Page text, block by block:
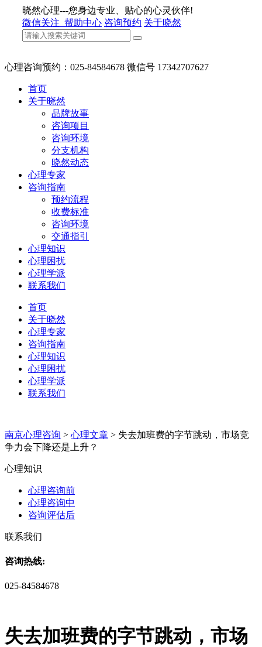
晓然心理---您身边专业、贴心的心灵伙伴!
微信关注 帮助中心 咨询预约 关于晓然
心理咨询预约：025-84584678 微信号 17342707627
首页
关于晓然
品牌故事
咨询项目
咨询环境
分支机构
晓然动态
心理专家
咨询指南
预约流程
收费标准
咨询环境
交通指引
心理知识
心理困扰
心理学派
联系我们
首页
关于晓然
心理专家
咨询指南
心理知识
心理困扰
心理学派
联系我们
南京心理咨询 > 心理文章 > 失去加班费的字节跳动，市场竞
争力会下降还是上升？
心理知识
心理咨询前
心理咨询中
咨询评估后
联系我们
咨询热线:
025-84584678
失去加班费的字节跳动，市场